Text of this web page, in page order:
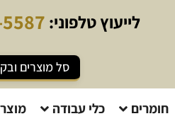
לייעוץטלפוני: 5587
סל מוצרים
חומרים כלי עבודה